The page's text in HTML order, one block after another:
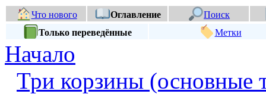
Что нового Оглавление
Поиск
Только переведённые
Метки
Начало
Три корзины (основные